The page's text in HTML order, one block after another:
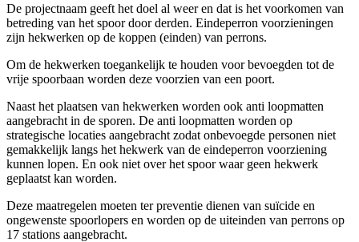
De projectnaam geeft het doel al weer en dat is het voorkomen van
betreding van het spoor door derden. Eindeperron voorzieningen
zijn hekwerken op de koppen (einden) van perrons.
Om de hekwerken toegankelijk te houden voor bevoegden tot de
vrije spoorbaan worden deze voorzien van een poort.
Naast het plaatsen van hekwerken worden ook anti loopmatten
aangebracht in de sporen. De anti loopmatten worden op
strategische locaties aangebracht zodat onbevoegde personen niet
gemakkelijk langs het hekwerk van de eindeperron voorziening
kunnen lopen. En ook niet over het spoor waar geen hekwerk
geplaatst kan worden.
Deze maatregelen moeten ter preventie dienen van suïcide en
ongewenste spoorlopers en worden op de uiteinden van perrons op
17 stations aangebracht.